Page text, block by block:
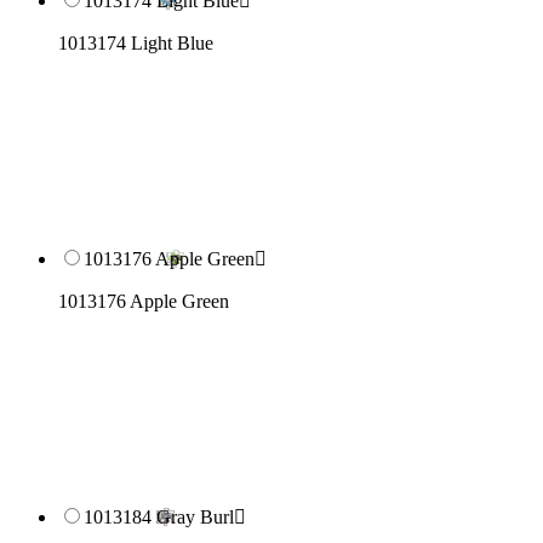
1013174 Light Blue
1013176 Apple Green
1013176 Apple Green
1013184 Gray Burl